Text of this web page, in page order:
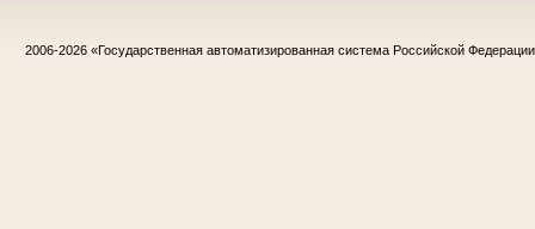
2006-2026 «Государственная автоматизированная система Российской